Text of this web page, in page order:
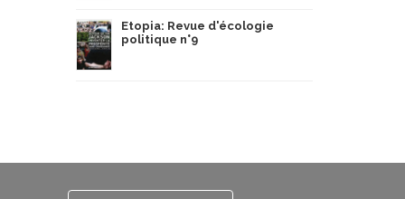
Etopia: Revue d'écologie
politique n°9